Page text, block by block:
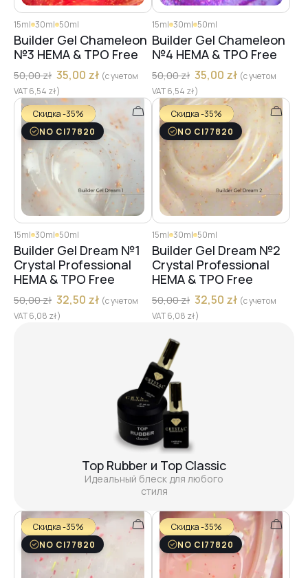
15ml 30ml 50ml
Builder Gel Chameleon
№3 HEMA & TPO Free
50,00zł 35,00 zł (с учетом
VAT6,54 zł)
15ml 30ml 50ml
Builder Gel Chameleon
№4 HEMA & TPO Free
50,00zł 35,00 zł (с учетом
VAT6,54 zł)
Скидка -35%
NO CI77820
15ml 30ml 50ml
Builder Gel Dream №1
Crystal Professional
HEMA & TPO Free
50,00zł 32,50 zł (с учетом
VAT6,08 zł)
Скидка -35%
NO CI77820
15ml 30ml 50ml
Builder Gel Dream №2
Crystal Professional
HEMA & TPO Free
50,00zł 32,50 zł (с учетом
VAT6,08 zł)
Top Rubber и Top Classic
Идеальный блеск для любого
стиля
Скидка -35%
NO CI77820
Скидка -35%
NO CI77820